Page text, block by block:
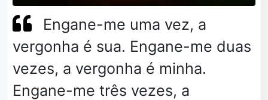
Engane-me uma vez, a
vergonha é sua. Engane-me duas
vezes, a vergonha é minha.
Engane-me três vezes, a